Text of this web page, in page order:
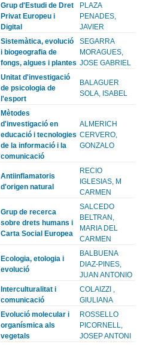
Grup d'Estudi de Dret
Privat Europeu i
Digital
PLAZA
PENADES,
JAVIER
Sistemàtica, evolució
i biogeografia de
fongs, algues i plantes
SEGARRA
MORAGUES,
JOSE GABRIEL
Unitat d'investigació
de psicologia de
l'esport
BALAGUER
SOLA, ISABEL
Mètodes
d'investigació en
educació i tecnologies
de la informació i la
comunicació
ALMERICH
CERVERO,
GONZALO
Antiinflamatoris
d'origen natural
RECIO
IGLESIAS, M
CARMEN
Grup de recerca
sobre drets humans i
Carta Social Europea
SALCEDO
BELTRAN,
MARIA DEL
CARMEN
Ecologia, etologia i
evolució
BALBUENA
DIAZ-PINES,
JUAN ANTONIO
Interculturalitat i
comunicació
COLAIZZI ,
GIULIANA
Evolució molecular i
organísmica als
vegetals
ROSSELLO
PICORNELL,
JOSEP ANTONI